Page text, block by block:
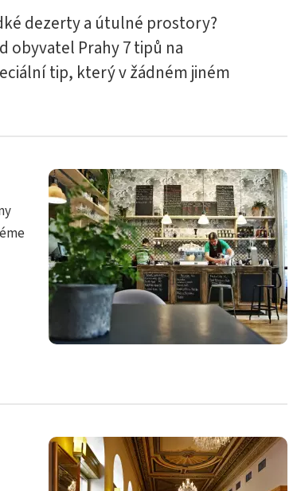
dezerty a útulné prostory?
obyvatel Prahy 7 tipů na
tip, který v žádném jiném